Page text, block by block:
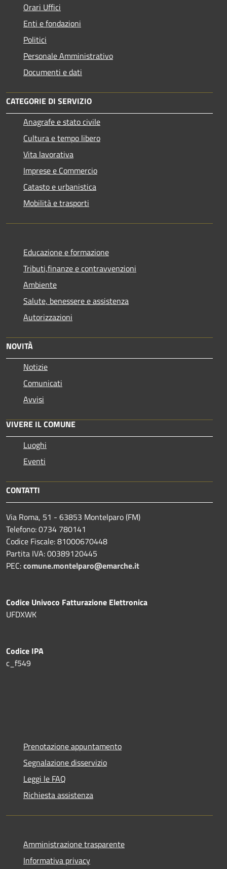
Orari Uffici
Enti e fondazioni
Politici
Personale Amministrativo
Documenti e dati
CATEGORIE DI SERVIZIO
Anagrafe e stato civile
Cultura e tempo libero
Vita lavorativa
Imprese e Commercio
Catasto e urbanistica
Mobilità e trasporti
Educazione e formazione
Tributi,finanze e contravvenzioni
Ambiente
Salute, benessere e assistenza
Autorizzazioni
NOVITÀ
Notizie
Comunicati
Avvisi
VIVERE IL COMUNE
Luoghi
Eventi
CONTATTI
Via Roma, 51 - 63853 Montelparo (FM)
Telefono: 0734 780141
Codice Fiscale: 81000670448
Partita IVA: 00389120445
PEC:comune.montelparo@emarche.it
Codice Univoco Fatturazione Elettronica
UFDXWK
Codice IPA
c_f549
Prenotazione appuntamento
Segnalazione disservizio
Leggi le FAQ
Richiesta assistenza
Amministrazione trasparente
Informativa privacy